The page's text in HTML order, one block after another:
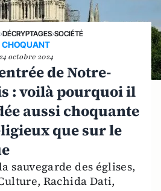
›DÉCRYPTAGES›SOCIÉTÉ
CHOQUANT
octobre 2024
de Notre-
: voilà pourquoi il
aussi choquante
que sur le
sauvegarde des églises,
Rachida Dati,